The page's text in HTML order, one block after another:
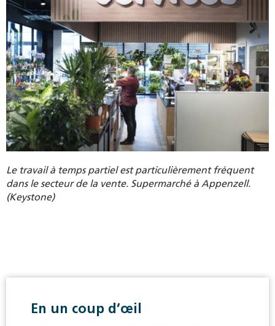
Le travail à temps partiel est particulièrement fréquent
dans le secteur de la vente. Supermarché à Appenzell.
(Keystone)
En un coup d’œil